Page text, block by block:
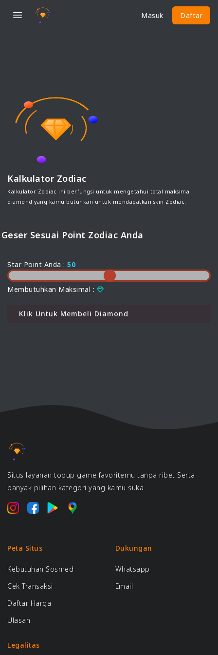
Masuk Daftar
Kalkulator Zodiac
Kalkulator Zodiac ini berfungsi untuk mengetahui total maksimal
diamond yang kamu butuhkan untuk mendapatkan skin Zodiac.
Geser Sesuai Point Zodiac Anda
Star Point Anda : 50
Membutuhkan Maksimal :
Klik Untuk Membeli Diamond
Situs layanan topup game favoritemu tanpa ribet Serta
banyak pilihan kategori yang kamu suka
Peta Situs
Kebutuhan Sosmed
Cek Transaksi
Daftar Harga
Ulasan
Dukungan
Whatsapp
Email
Legalitas